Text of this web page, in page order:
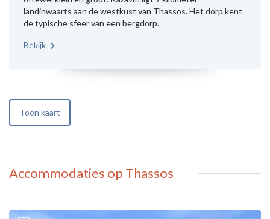
landinwaarts aan de westkust van Thassos. Het dorp kent
de typische sfeer van een bergdorp.
Bekijk
Toon kaart
Accommodaties op Thassos